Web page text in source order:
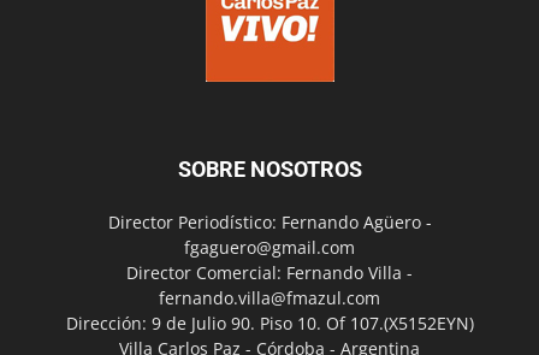
SOBRE NOSOTROS
Director Periodístico: Fernando Agüero -
fgaguero@gmail.com
Director Comercial: Fernando Villa -
fernando.villa@fmazul.com
Dirección: 9 de Julio 90. Piso 10. Of 107.(X5152EYN)
Villa Carlos Paz - Córdoba - Argentina